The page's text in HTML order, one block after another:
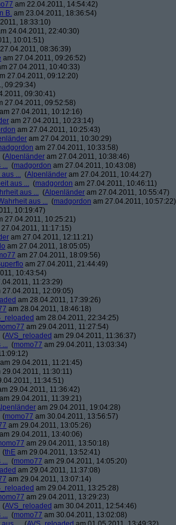
am 22.04.2011, 14:54:42)
B. am 23.04.2011, 18:36:54)
18:33:10)
24.04.2011, 22:40:30)
10:01:51)
08:36:39)
am 27.04.2011, 09:26:52)
27.04.2011, 10:40:33)
27.04.2011, 09:12:20)
09:29:34)
09:30:41)
27.04.2011, 09:52:58)
am 27.04.2011, 10:12:16)
am 27.04.2011, 10:23:14)
am 27.04.2011, 10:25:43)
am 27.04.2011, 10:30:29)
am 27.04.2011, 10:33:58)
(Alpenländer am 27.04.2011, 10:38:46)
... (madgordon am 27.04.2011, 10:43:08)
... (Alpenländer am 27.04.2011, 10:44:27)
aus ... (madgordon am 27.04.2011, 10:46:11)
aus ... (Alpenländer am 27.04.2011, 10:55:47)
aus ... (madgordon am 27.04.2011, 10:57:22)
10:19:47)
27.04.2011, 10:25:21)
11:17:15)
am 27.04.2011, 12:11:21)
am 27.04.2011, 18:05:05)
am 27.04.2011, 18:09:56)
am 27.04.2011, 21:44:49)
10:43:54)
11:23:29)
27.04.2011, 12:09:05)
am 28.04.2011, 17:39:26)
am 28.04.2011, 18:46:18)
am 28.04.2011, 22:34:25)
am 29.04.2011, 11:27:54)
(AVS_reloaded am 29.04.2011, 11:36:37)
... (momo77 am 29.04.2011, 13:03:34)
am 29.04.2011, 11:21:45)
29.04.2011, 11:30:11)
11:34:51)
29.04.2011, 11:36:42)
am 29.04.2011, 11:39:21)
am 29.04.2011, 19:04:28)
(momo77 am 30.04.2011, 13:56:57)
am 29.04.2011, 13:05:26)
am 29.04.2011, 13:40:06)
am 29.04.2011, 13:50:18)
(thE am 29.04.2011, 13:52:41)
... (momo77 am 29.04.2011, 14:05:20)
am 29.04.2011, 11:37:08)
am 29.04.2011, 13:07:14)
am 29.04.2011, 13:25:28)
am 29.04.2011, 13:29:23)
(AVS_reloaded am 30.04.2011, 12:54:46)
... (momo77 am 30.04.2011, 13:02:08)